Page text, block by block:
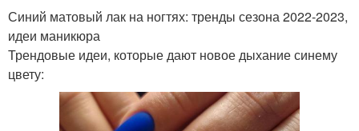
Синий матовый лак на ногтях: тренды сезона 2022-2023,
идеи маникюра
Трендовые идеи, которые дают новое дыхание синему
цвету: